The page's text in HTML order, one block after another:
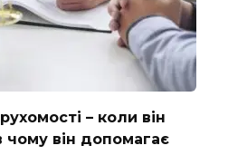
– коли він
чому він допомагає